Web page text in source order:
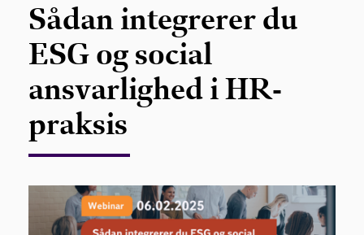
Sådan integrerer du
ESG og social
ansvarlighed i HR-
praksis